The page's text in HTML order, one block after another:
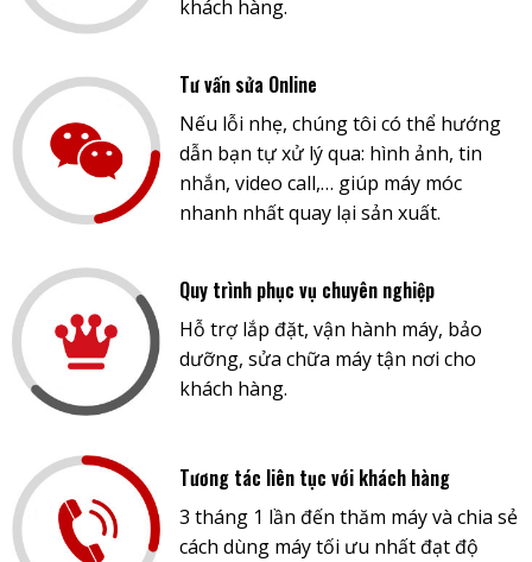
khách hàng.
Tư vấn sửa Online
Nếu lỗi nhẹ, chúng tôi có thể hướng
dẫn bạn tự xử lý qua: hình ảnh, tin
nhắn, video call,… giúp máy móc
nhanh nhất quay lại sản xuất.
Quy trình phục vụ chuyên nghiệp
Hỗ trợ lắp đặt, vận hành máy, bảo
dưỡng, sửa chữa máy tận nơi cho
khách hàng.
Tương tác liên tục với khách hàng
3 tháng 1 lần đến thăm máy và chia sẻ
cách dùng máy tối ưu nhất đạt độ